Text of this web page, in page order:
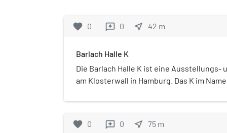
favorite 0 reviews 0 near_me 42 m
Barlach Halle K
Die Barlach Halle K ist eine Ausstellungs-
am Klosterwall in Hamburg. Das K im
Kunstgalerie gegründet und zeigte in
2014 liegt der Schwerpunkt neben den
favorite 0 reviews 0 near_me 75 m